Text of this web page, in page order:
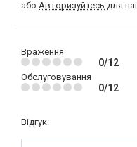
або Авторизуйтесь для
Враження
0/12
Обслуговування
0/12
Відгук: